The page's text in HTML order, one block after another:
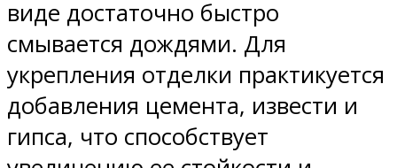
виде достаточно быстро
смывается дождями. Для
укрепления отделки практикуется
добавления цемента, извести и
гипса, что способствует